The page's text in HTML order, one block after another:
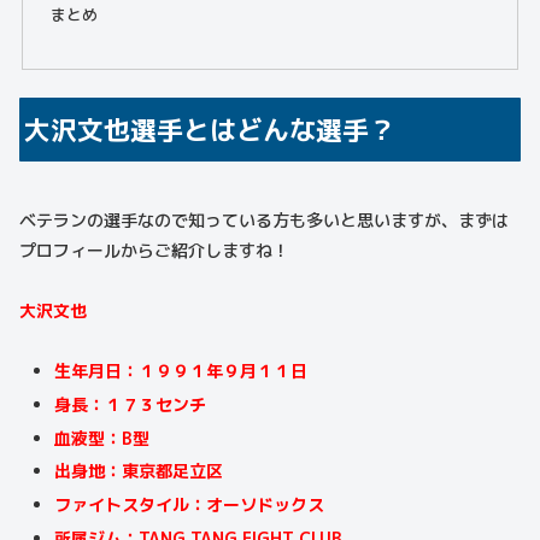
まとめ
大沢文也選手とはどんな選手？
ベテランの選手なので知っている方も多いと思いますが、まずは
プロフィールからご紹介しますね！
大沢文也
生年月日：１９９１年９月１１日
身長：１７３センチ
血液型：B型
出身地：東京都足立区
ファイトスタイル：オーソドックス